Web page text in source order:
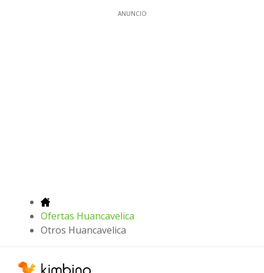
ANUNCIO
Ofertas Huancavelica
Otros Huancavelica